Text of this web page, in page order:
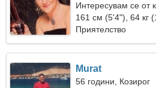
Интересувам се от
161 см (5'4"), 64 кг
Приятелство
Murat
56 години, Козирог